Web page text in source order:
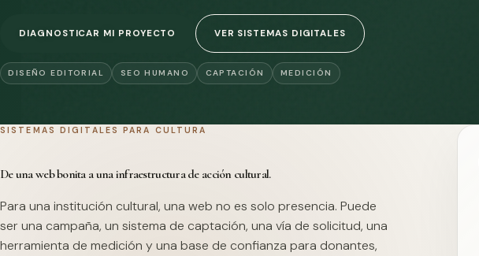
DIAGNOSTICAR MI PROYECTO VER SISTEMAS DIGITALES
DISEÑO EDITORIAL SEO HUMANO CAPTACIÓN MEDICIÓN
SISTEMAS DIGITALES PARA CULTURA
De una web bonita a una infraestructura de acción cultural.
Para una institución cultural, una web no es solo presencia. Puede
ser una campaña, un sistema de captación, una vía de solicitud, una
herramienta de medición y una base de confianza para donantes,